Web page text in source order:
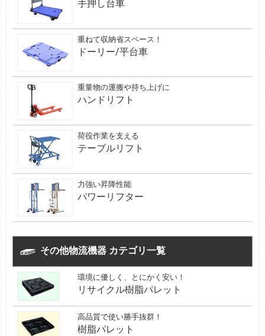
手押し台車
重ねて収納省スペース！
ドーリー/平台車
重量物の運搬や持ち上げに
ハンドリフト
荷役作業を支える
テーブルリフト
力強い昇降性能
パワーリフター
その他物流機器 カテゴリ一覧
環境に優しく、とにかく安い！
リサイクル樹脂パレット
高品質で使い勝手抜群！
樹脂パレット